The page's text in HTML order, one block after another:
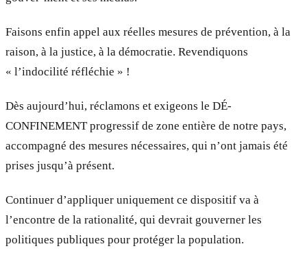
Faisons enfin appel aux réelles mesures de prévention, à la
raison, à la justice, à la démocratie. Revendiquons
« l’indocilité réfléchie » !
Dès aujourd’hui, réclamons et exigeons le DÉ-
CONFINEMENT progressif de zone entière de notre pays,
accompagné des mesures nécessaires, qui n’ont jamais été
prises jusqu’à présent.
Continuer d’appliquer uniquement ce dispositif va à
l’encontre de la rationalité, qui devrait gouverner les
politiques publiques pour protéger la population.